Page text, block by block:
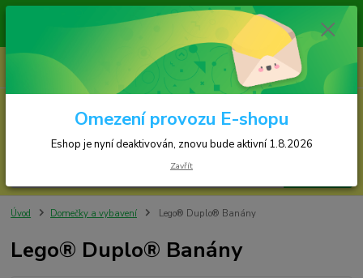
Zásilky jsou odesílány v pondělí, středu a
Eshop je nyní deaktivován, znovu
za 0,00 Kč
Úvod Domečky a vybavení Lego® Duplo® Banány
Lego® Duplo® Banány
Omezení provozu E-shopu
Eshop je nyní deaktivován, znovu bude aktivní 1.8.2026
Zavřít